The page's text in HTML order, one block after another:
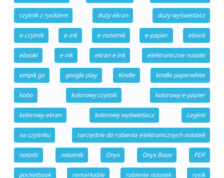
czytnik z rysikiem duży ekran duży wyświetlacz
e-czytnik e-ink e-notatnik e-papier ebook
ebooki e ink ekran e ink elektroniczne notatki
empik go google play Kindle kindle paperwhite
kobo kolorowy czytnik kolorowy e-papier
kolorowy ekran kolorowy wyświetlacz Legimi
na czytniku narzędzie do robienia elektronicznych notatek
notatki notatnik Onyx Onyx Boox PDF
pocketbook remarkable robienie notatek rysik